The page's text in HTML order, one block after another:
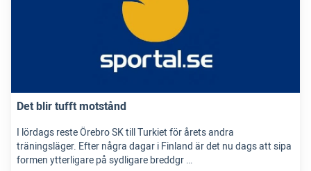
Det blir tufft motstånd
I lördags reste Örebro SK till Turkiet för årets andra
träningsläger. Efter några dagar i Finland är det nu dags att sipa
formen ytterligare på sydligare breddgr …